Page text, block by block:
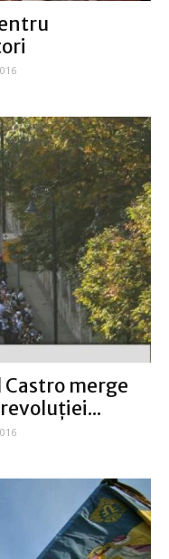
merge